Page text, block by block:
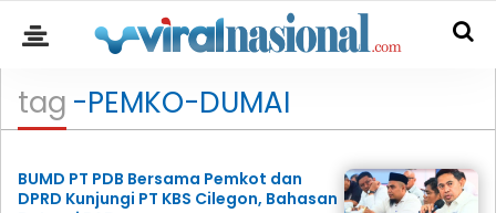
tag -PEMKO-DUMAI
BUMD PT PDB Bersama Pemkot dan
DPRD Kunjungi PT KBS Cilegon, Bahasan